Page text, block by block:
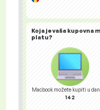
Koja je vaša kupovna
platu?
Macbook možete kupiti u
142